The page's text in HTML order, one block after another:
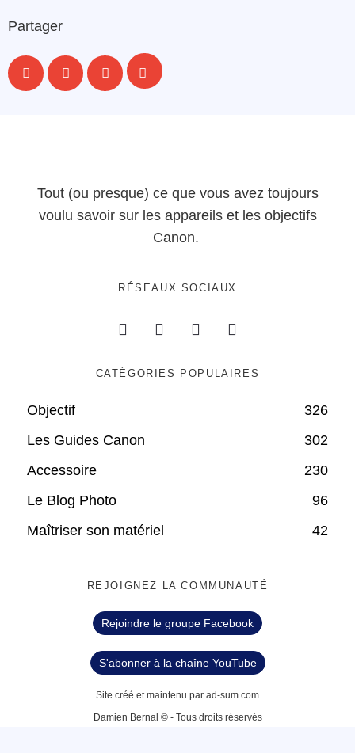
Partager
Tout (ou presque) ce que vous avez toujours
voulu savoir sur les appareils et les objectifs
Canon.
RÉSEAUX SOCIAUX
CATÉGORIES POPULAIRES
Objectif
326
Les Guides Canon
302
Accessoire
230
Le Blog Photo
96
Maîtriser son matériel
42
REJOIGNEZ LA COMMUNAUTÉ
Rejoindre le groupe Facebook
S'abonner à la chaîne YouTube
Site créé et maintenu par ad-sum.com
Damien Bernal © - Tous droits réservés